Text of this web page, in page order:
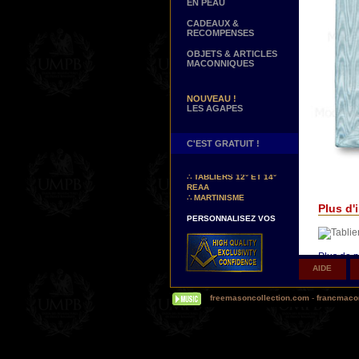
REAA
∴MARTINISME
DECORS
VOTRE NOM BRODE A LA
MAIN SUR VOTRE
TABLIER, VORE CORDON
OU VOTRE SAUTOIR
NOUVELLE PAGE !
∴TEMOIGNAGES
CLIENTS
EN PEAU
CADEAUX &
RECOMPENSES
OBJETS & ARTICLES
MACONNIQUES
NOUVEAU !
LES AGAPES
C'EST GRATUIT !
AIDE
freemasoncollection.com -
Plus
Plus de
ΔNos
autrefois.